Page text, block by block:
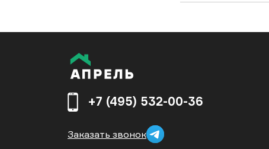
+7 (495) 532-00-36
Заказать звонок